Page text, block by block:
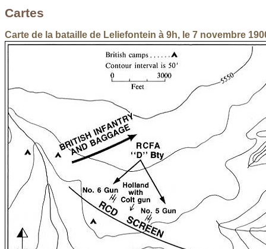
Cartes
Carte de la bataille de Leliefontein à 9h, le 7 novembre